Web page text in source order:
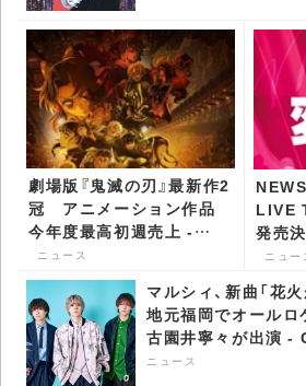
劇場版『鬼滅の刃』最新作2
冠 アニメーション作品
今年度最高初週売上 -
CDJournal ニュース
ニュース
LIVE
発売
ュース
ニュー
マルシィ、新曲「花
地元福岡でオールロ
古園井寧々が出演
ス
ニュース